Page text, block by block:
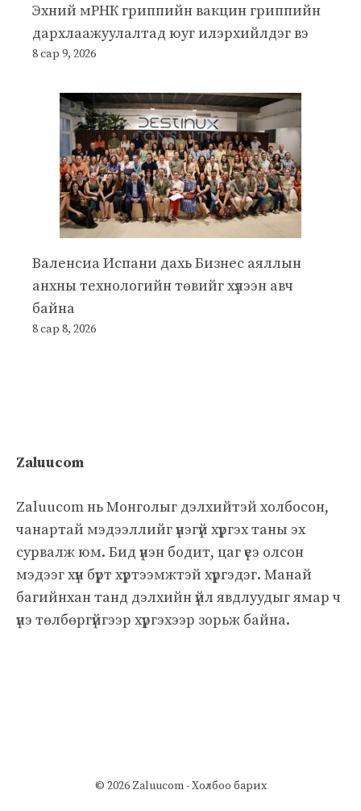
Эхний мРНК гриппийн вакцин гриппийн
дархлаажуулалтад юуг илэрхийлдэг вэ
8 сар 9, 2026
Валенсиа Испани дахь Бизнес аяллын
анхны технологийн төвийг хүлээн авч
байна
8 сар 8, 2026
Zaluucom
Zaluucom нь Монголыг дэлхийтэй холбосон,
чанартай мэдээллийг үнэгүй хүргэх таны эх
сурвалж юм. Бид үнэн бодит, цаг үеэ олсон
мэдээг хүн бүрт хүртээмжтэй хүргэдэг. Манай
багийнхан танд дэлхийн үйл явдлуудыг ямар ч
үнэ төлбөргүйгээр хүргэхээр зорьж байна.
© 2026 Zaluucom -Холбоо барих